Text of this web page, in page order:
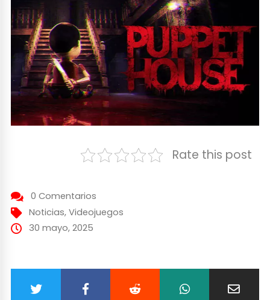
Rate this post
0 Comentarios
Noticias, Videojuegos
30 mayo, 2025